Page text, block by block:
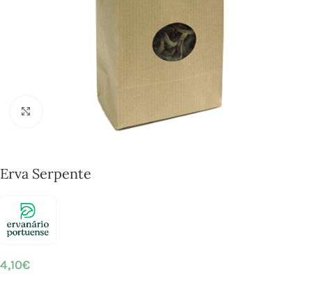
Click to enlarge
Erva Serpente
4,10€